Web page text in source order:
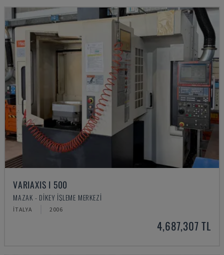
VARIAXIS I 500
MAZAK - DIKEY İŞLEME MERKEZI
İTALYA 2006
4,687,307 TL